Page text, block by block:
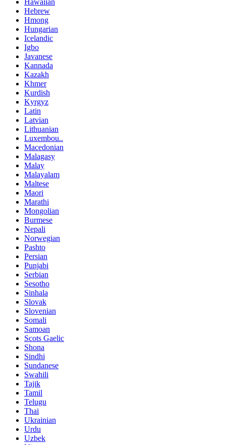
Hawaiian
Hebrew
Hmong
Hungarian
Icelandic
Igbo
Javanese
Kannada
Kazakh
Khmer
Kurdish
Kyrgyz
Latin
Latvian
Lithuanian
Luxembou..
Macedonian
Malagasy
Malay
Malayalam
Maltese
Maori
Marathi
Mongolian
Burmese
Nepali
Norwegian
Pashto
Persian
Punjabi
Serbian
Sesotho
Sinhala
Slovak
Slovenian
Somali
Samoan
Scots Gaelic
Shona
Sindhi
Sundanese
Swahili
Tajik
Tamil
Telugu
Thai
Ukrainian
Urdu
Uzbek